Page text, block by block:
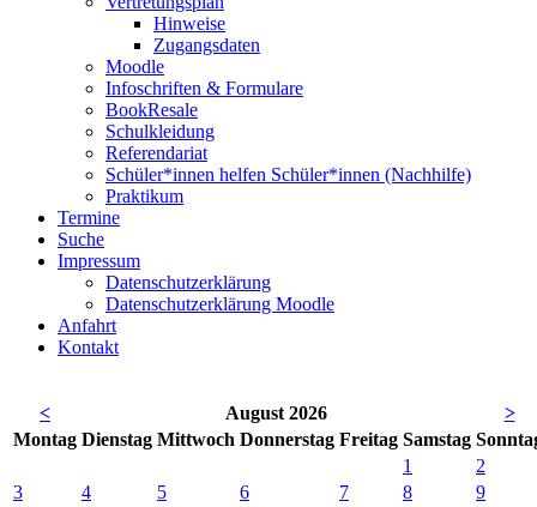
Hinweise
Zugangsdaten
Moodle
Infoschriften & Formulare
BookResale
Schulkleidung
Referendariat
Schüler*innen helfen Schüler*innen (Nachhilfe)
Praktikum
Termine
Suche
Impressum
Datenschutzerklärung
Datenschutzerklärung Moodle
Anfahrt
Kontakt
< August 2026
>
Montag Dienstag Mittwoch Donnerstag Freitag Samstag So
1
2
3
4 5 6 7 8
9